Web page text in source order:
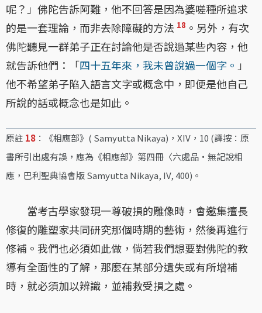
呢？」佛陀告訴阿難，他不回答是因為婆嗟種所追求
的是一套理論，而非去除障礙的方法 18 。另外，有次
佛陀聽見一群弟子正在討論他是否說過某些內容，他
就告訴他們：「四十五年來，我未曾說過一個字。 」
他不希望弟子陷入語言文字或概念中，即便是他自己
所說的話或概念也是如此。
原註 18 ：《相應部》( Samyutta Nikaya)，XIV，10 (譯按：原
書所引出處有誤，應為《相應部》第四冊〈六處品・無記說相
應，巴利聖典協會版 Samyutta Nikaya, IV, 400)。
當考古學家發現一尊破損的雕像時，會邀集擅長
修復的雕塑家共同研究那個時期的藝術，然後再進行
修補。我們也必須如此做，倘若我們想要對佛陀的教
導有全面性的了解，那麼在某部分遺失或有所增補
時，就必須加以辨識，並補救受損之處。